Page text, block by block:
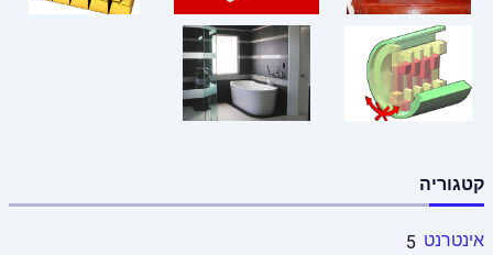
קטגוריה
אינטרנט 5